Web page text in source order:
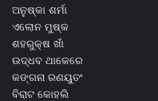
ଅନୁଷ୍କା ଶର୍ମା
ଏଲୋନ ମୁଷ୍କ
ଶହରୁକ୍ଷ ଖାଁ
ଉଦ୍ଧବ ଥାକେରେ
କଙ୍ଗନା ରଣୟୁତଂ
ବିରାଟ କୋହଲି